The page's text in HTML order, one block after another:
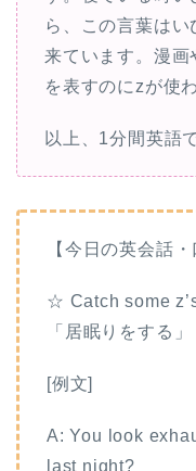
ら、この言葉は
来ています。漫画
を表すのにzが使
以上、1分間英語
【今日の英会話
☆ Catch some
「居眠りをする
[例文]
A: You look
last night?